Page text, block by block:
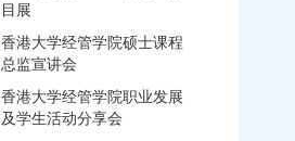
目展
香港大学经管学院硕士课程
总监宣讲会
香港大学经管学院职业发展
及学生活动分享会